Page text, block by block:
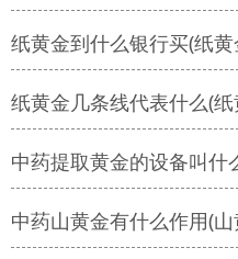
纸黄金到什么银行买(纸
纸黄金几条线代表什么(
中药提取黄金的设备叫什
中药山黄金有什么作用(